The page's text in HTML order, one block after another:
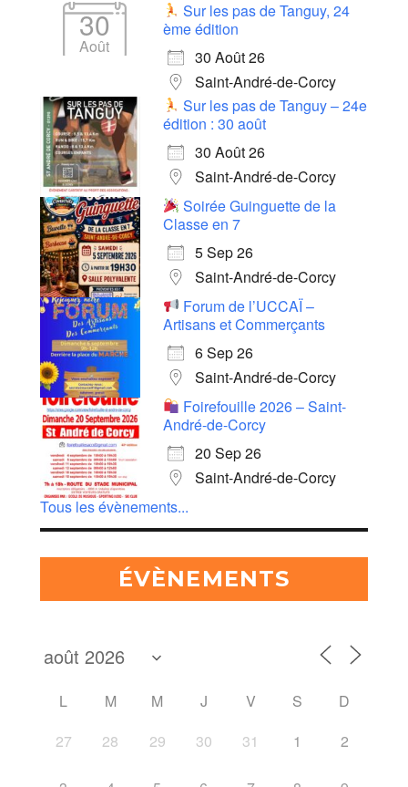
30
Août
Sur les pas de Tanguy, 24
ème édition
30 Août 26
Saint-André-de-Corcy
Sur les pas de Tanguy – 24e
édition : 30 août
30 Août 26
Saint-André-de-Corcy
Soirée Guinguette de la
Classe en 7
5 Sep 26
Saint-André-de-Corcy
Forum de l’UCCAÏ –
Artisans et Commerçants
6 Sep 26
Saint-André-de-Corcy
Foirefouille 2026 – Saint-
André-de-Corcy
20 Sep 26
Saint-André-de-Corcy
Tous les évènements...
ÉVÈNEMENTS
L M M J V S
D
27
28 29 30 31 1 2